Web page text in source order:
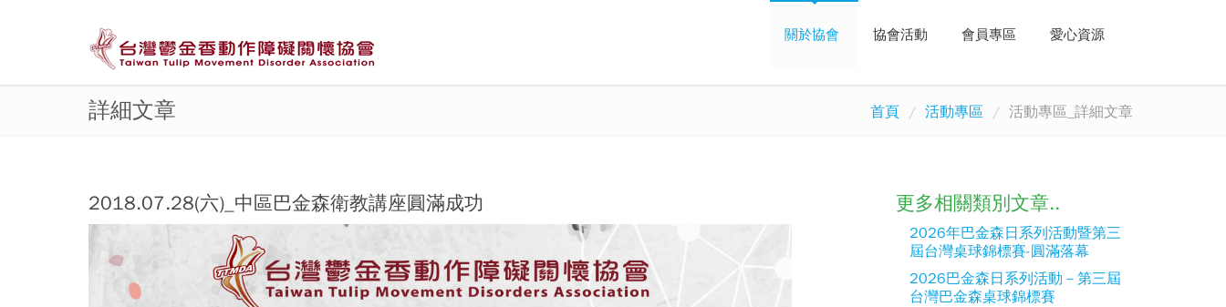
關於協會 協會活動 會員專區 愛心資源
詳細文章 首頁 活動專區 活動專區_詳細文章
2018.07.28(六)_中區巴金森衛教講座圓滿成功 更多相關類別文章..
2026年巴金森日系列活動暨第三
屆台灣桌球錦標賽-圓滿落幕
2026巴金森日系列活動－第三屆
台灣巴金森桌球錦標賽